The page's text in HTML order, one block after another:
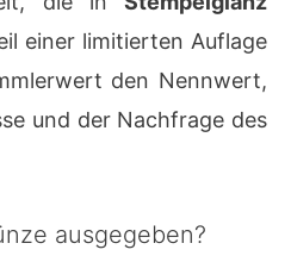
einer limitierten Auflage
den Nennwert,
und der Nachfrage des
ausgegeben?